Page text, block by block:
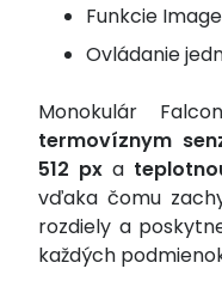
Funkcie
Ovládanie
Monokulár
termovíznym
512 px a
vďaka čomu
rozdiely a
každých